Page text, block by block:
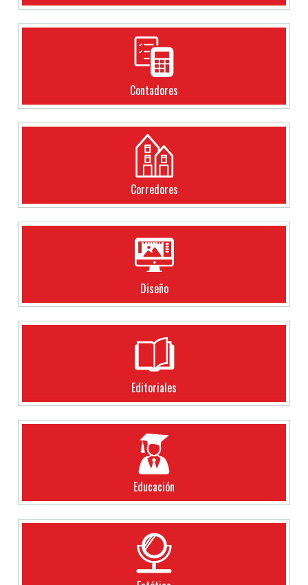
Contadores
Corredores
Diseño
Editoriales
Educación